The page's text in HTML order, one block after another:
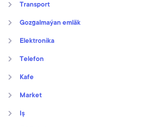
Transport
Gozgalmaýan emläk
Elektronika
Telefon
Kafe
Market
Iş